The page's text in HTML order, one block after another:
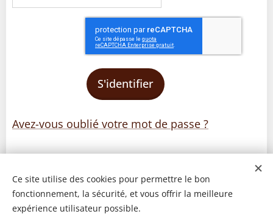
S'identifier
Avez-vous oublié votre mot de passe ?
Ce site utilise des cookies pour permettre le bon
fonctionnement, la sécurité, et vous offrir la meilleure
expérience utilisateur possible.